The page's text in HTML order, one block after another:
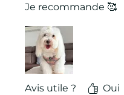
Je recommande 🥰
Avis utile ? Oui